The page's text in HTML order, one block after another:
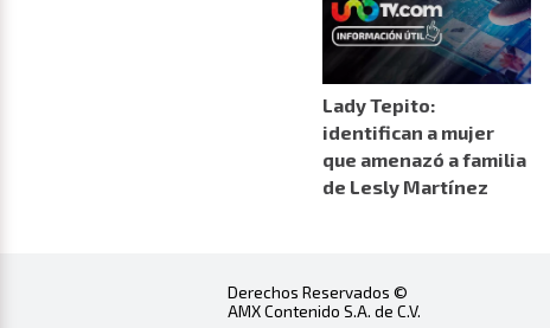
Lady Tepito:
identifican a mujer
que amenazó a familia
de Lesly Martínez
Derechos Reservados ©
AMX Contenido S.A. de C.V.